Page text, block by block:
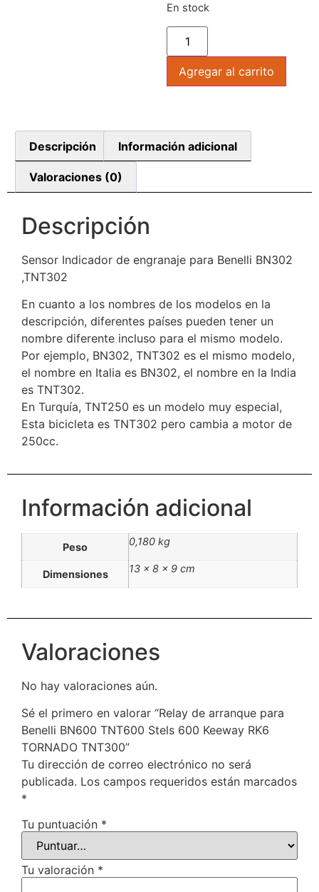
En stock
Agregar al carrito
Descripción Información adicional
Valoraciones (0)
Descripción
Sensor Indicador de engranaje para Benelli BN302
,TNT302
En cuanto a los nombres de los modelos en la
descripción, diferentes países pueden tener un
nombre diferente incluso para el mismo modelo.
Por ejemplo, BN302, TNT302 es el mismo modelo,
el nombre en Italia es BN302, el nombre en la India
es TNT302.
En Turquía, TNT250 es un modelo muy especial,
Esta bicicleta es TNT302 pero cambia a motor de
250cc.
Información adicional
Peso 0,180 kg
Dimensiones 13 × 8 × 9 cm
Valoraciones
No hay valoraciones aún.
Sé el primero en valorar “Relay de arranque para
Benelli BN600 TNT600 Stels 600 Keeway RK6
TORNADO TNT300”
Tu dirección de correo electrónico no será
publicada. Los campos requeridos están marcados
*
Tu puntuación *
Tu valoración *